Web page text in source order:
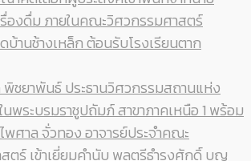
รื่องดื่ม ภายในคณะวิศวกรรมศาสตร์
บ้านช้างเหล็ก ต้อนรับโรงเรียนตาก
ชยาพันธ์ ประธานวิศวกรรมสถานแห่ง
นพระบรมราชูปถัมภ์ สาขาภาคเหนือ 1 พร้อม
พศาล จั่วทอง อาจารย์ประจำคณะ
ตร์ เข้าเยี่ยมคำนับ พลตรีธำรงศักดิ์ บุญ